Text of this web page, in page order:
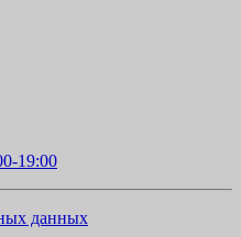
19:00
данных